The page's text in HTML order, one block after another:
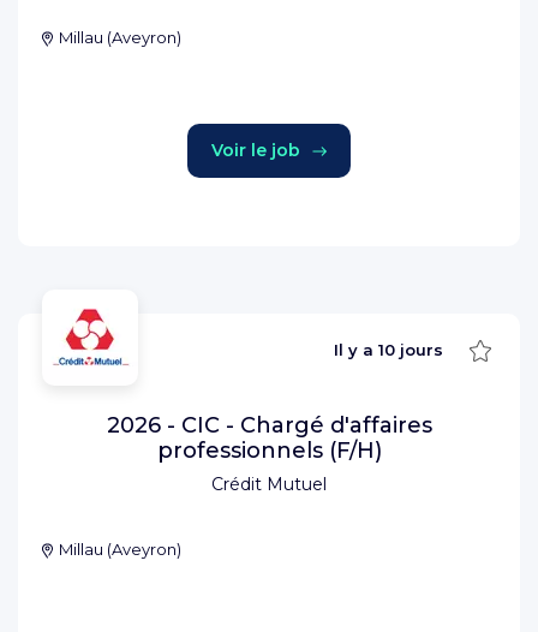
Millau (Aveyron)
Voir le job
Crédit Mutuel
Il y a 10 jours
2026 - CIC - Chargé d'affaires
professionnels (F/H)
Millau (Aveyron)